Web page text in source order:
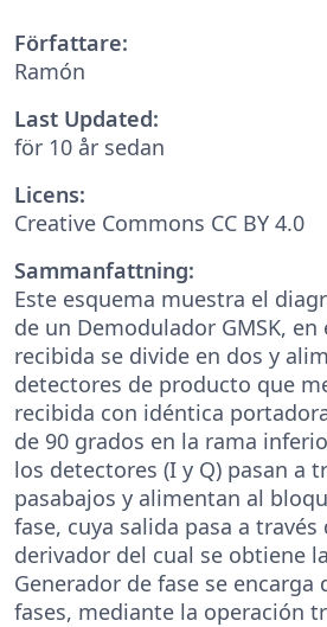
Författare:
Ramón
Last Updated:
för 10 år sedan
Licens:
Creative Commons CC BY 4.0
Sammanfattning:
Este esquema muestra el
de un Demodulador GMSK, en
recibida se divide en dos y
detectores de producto que
recibida con idéntica
de 90 grados en la rama
los detectores (I y Q) pasan a
pasabajos y alimentan al
fase, cuya salida pasa a
derivador del cual se obtiene
Generador de fase se encarga
fases, mediante la operación